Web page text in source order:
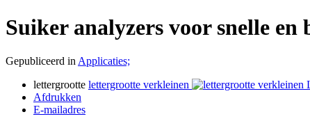
Suiker analyzers voor snelle en
Gepubliceerd in Applicaties;
lettergrootte lettergrootte verkleinen
Afdrukken
E-mailadres